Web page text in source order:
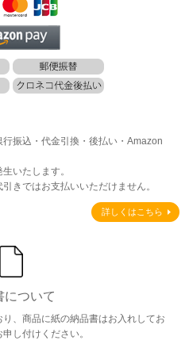
行振込・代金引換・後払い・Amazon
いたします。
きではお支払いいただけません。
詳しくはこちら
について
、商品に紙の納品書はお入れしてお
し付けください。